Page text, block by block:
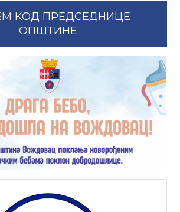
КОД ПРЕДСЕДНИЦЕ
ОПШТИНЕ